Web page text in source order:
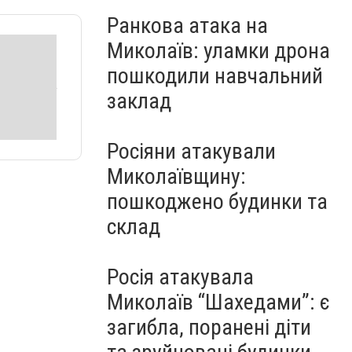
Ранкова атака на
Миколаїв: уламки дрона
пошкодили навчальний
заклад
Росіяни атакували
Миколаївщину:
пошкоджено будинки та
склад
Росія атакувала
Миколаїв “Шахедами”: є
загибла, поранені діти